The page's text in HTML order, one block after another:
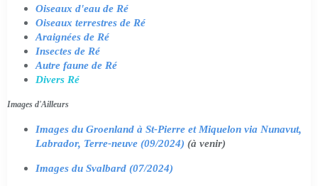
Oiseaux d'eau de Ré
Oiseaux terrestres de Ré
Araignées de Ré
Insectes de Ré
Autre faune de Ré
Divers Ré
Images d'Ailleurs
Images du Groenland à St-Pierre et Miquelon via Nunavut,
Labrador, Terre-neuve (09/2024) (à venir)
Images du Svalbard (07/2024)